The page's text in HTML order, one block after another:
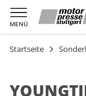
MENÜ
Warenkorb
Startseite